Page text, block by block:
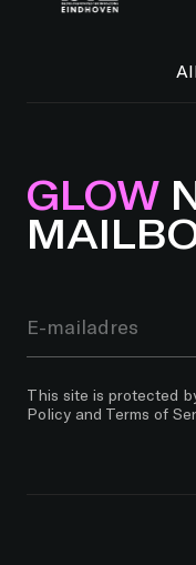
GLOW
This site is protected
Policy and Terms of